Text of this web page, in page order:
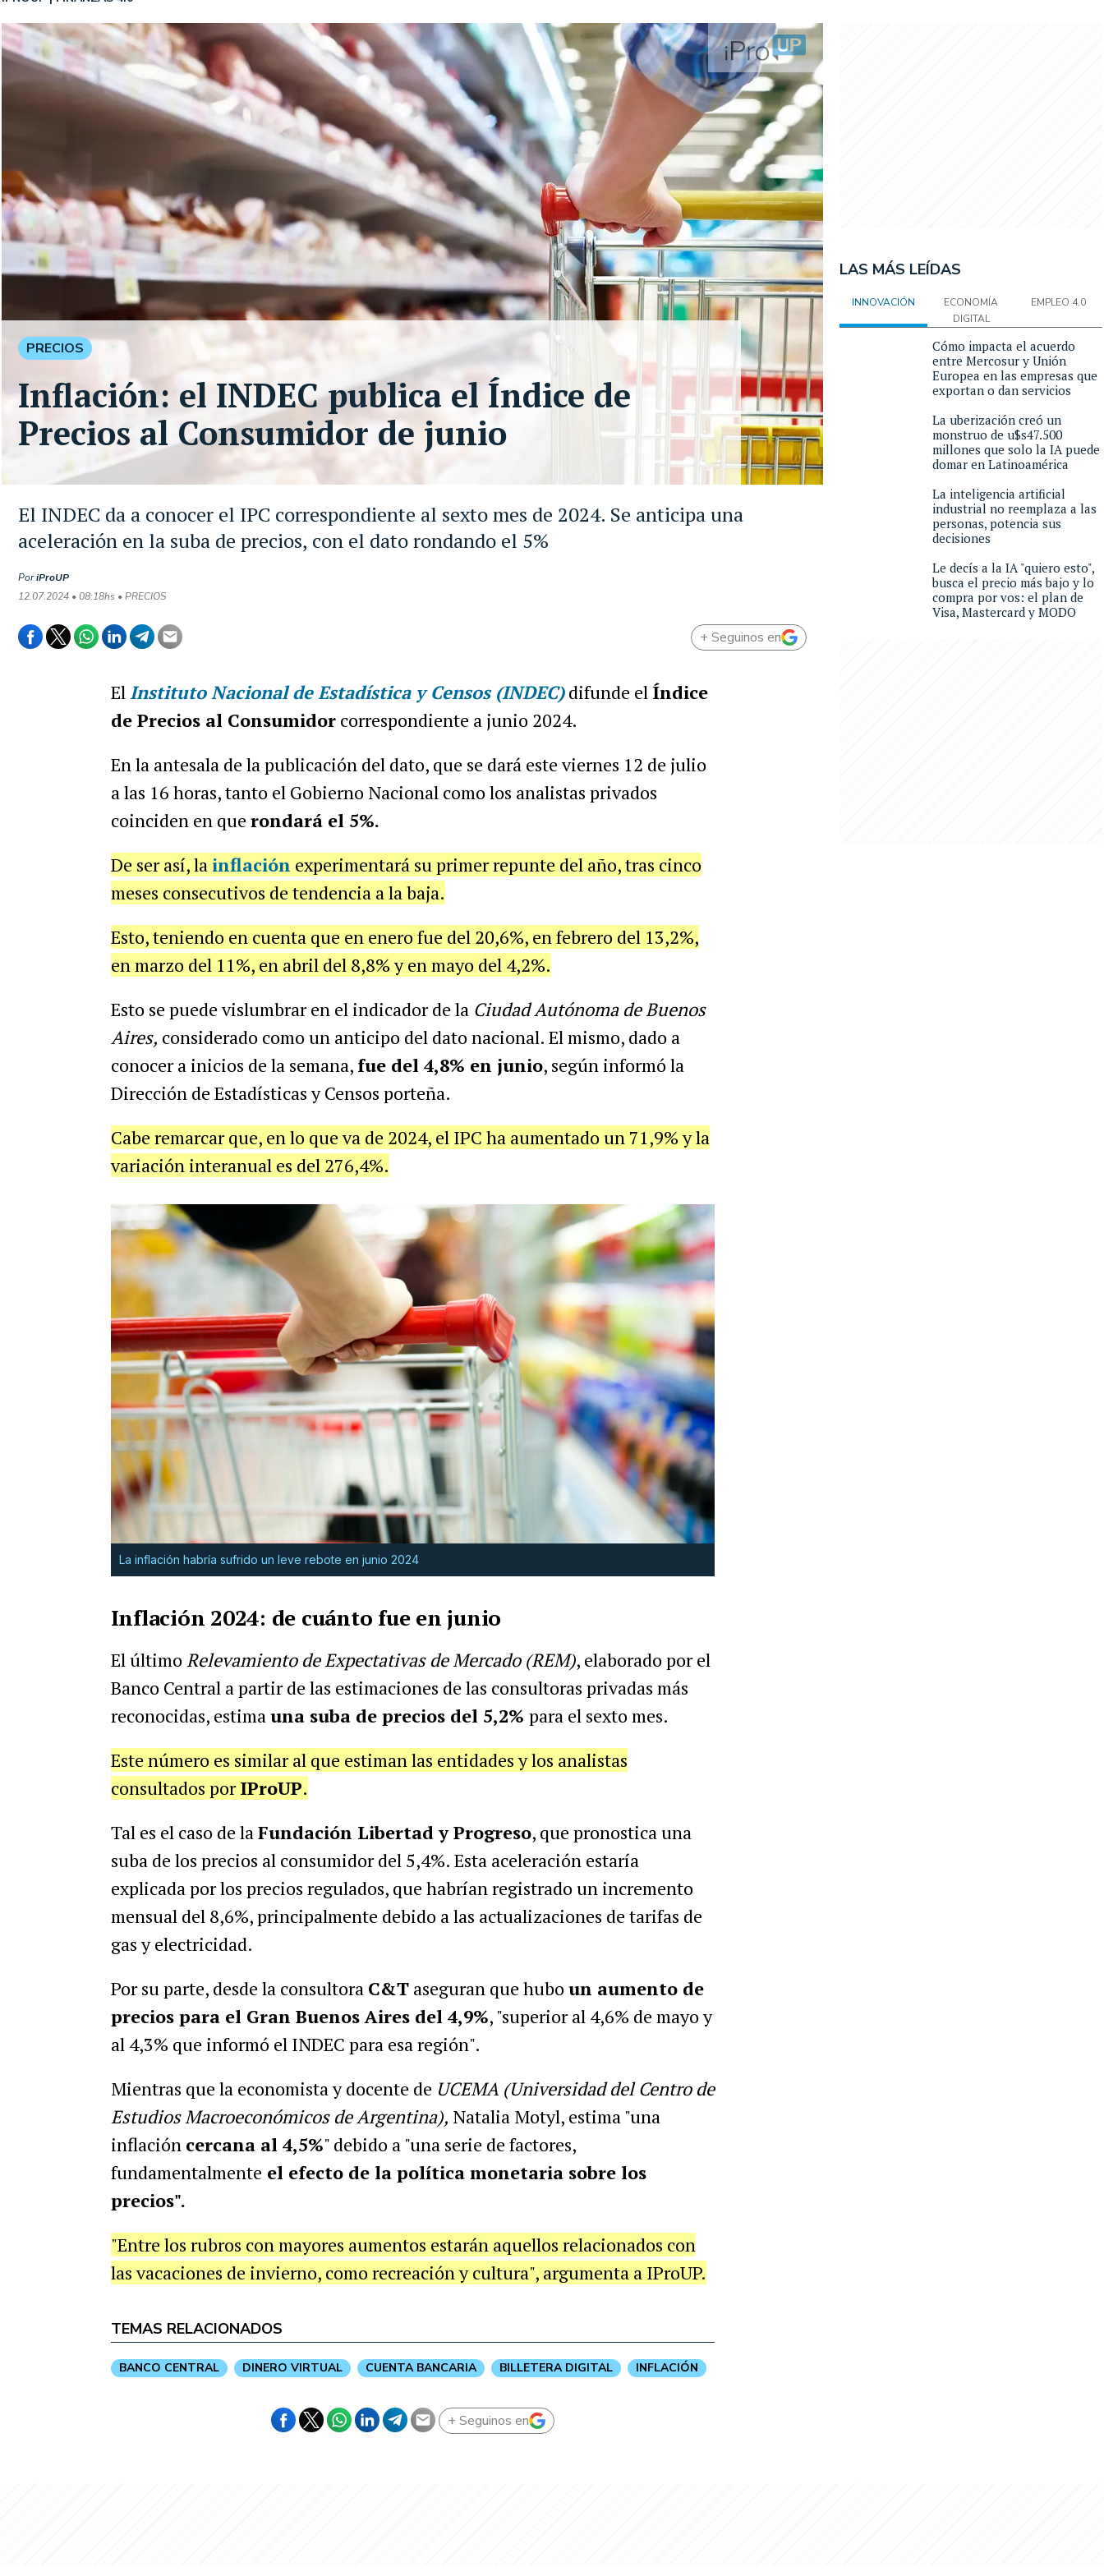
El INDEC da a conocer el IPC correspondiente al sexto mes de 2024. Se anticipa una
aceleración en la suba de precios, con el dato rondando el 5%
PoriProUP
12.07.2024 • 08:18hs • PRECIOS
PRECIOS
Inflación: el INDEC publica el Índice de
Precios al Consumidor de junio
+ Seguinos en
ElInstituto Nacional de Estadística y Censos (INDEC)difunde el Índice
de Precios al Consumidorcorrespondiente a junio 2024.
En la antesala de la publicación del dato, que se dará este viernes 12 de julio
a las 16 horas, tanto el Gobierno Nacional como los analistas privados
coinciden en que rondará el 5%.
De ser así, la inflación experimentará su primer repunte del año, tras cinco
meses consecutivos de tendencia a la baja.
Esto, teniendo en cuenta que en enero fue del 20,6%, en febrero del 13,2%,
en marzo del 11%, en abril del 8,8% y en mayo del 4,2%.
Esto se puede vislumbrar en el indicador de la Ciudad Autónoma de Buenos
Aires, considerado como un anticipo del dato nacional. El mismo, dado a
conocer a inicios de la semana, fue del 4,8% en junio, según informó la
Dirección de Estadísticas y Censos porteña.
Cabe remarcar que, en lo que va de 2024, el IPC ha aumentado un 71,9% y la
variación interanual es del 276,4%.
La inflación habría sufrido un leve rebote en junio 2024
Inflación 2024: de cuánto fue en junio
El último Relevamiento de Expectativas de Mercado (REM), elaborado por el
Banco Central a partir de las estimaciones de las consultoras privadas más
reconocidas, estimauna suba de precios del 5,2% para el sexto mes.
Este número es similar al que estiman las entidades y los analistas
consultados porIProUP.
Tal es el caso de laFundación Libertad y Progreso, que pronostica una
suba de los precios al consumidor del 5,4%. Esta aceleración estaría
explicada por los precios regulados, que habrían registrado un incremento
mensual del 8,6%, principalmente debido a las actualizaciones de tarifas de
gas y electricidad.
Por su parte, desde la consultora C&T aseguran que hubo un aumento de
precios para el Gran Buenos Aires del 4,9%, "superior al 4,6% de mayo y
al 4,3% que informó el INDEC para esa región".
Mientras que la economista y docente de UCEMA (Universidad del Centro de
Estudios Macroeconómicos de Argentina), Natalia Motyl, estima "una
inflación cercana al 4,5%" debido a "una serie de factores,
fundamentalmente el efecto de la política monetaria sobre los
precios".
"Entre los rubros con mayores aumentos estarán aquellos relacionados con
las vacaciones de invierno, como recreación y cultura", argumenta a IProUP.
TEMAS RELACIONADOS
BANCO CENTRAL DINERO VIRTUAL CUENTA BANCARIA BILLETERA DIGITAL INFLACIÓN
+ Seguinos en
LAS MÁS LEÍDAS
INNOVACIÓN
ECONOMÍA
DIGITAL
EMPLEO 4.0
Cómo impacta el acuerdo
entre Mercosur y Unión
Europea en las empresas que
exportan o dan servicios
La uberización creó un
monstruo de u$s47.500
millones que solo la IA puede
domar en Latinoamérica
La inteligencia artificial
industrial no reemplaza a las
personas, potencia sus
decisiones
Le decís a la IA "quiero esto",
busca el precio más bajo y lo
compra por vos: el plan de
Visa, Mastercard y MODO